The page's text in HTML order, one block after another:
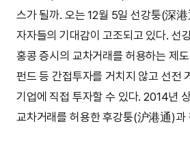
스가 될까. 오는 12월 5일 선강퉁(深
자자들의 기대감이 고조되고 있다. 선
홍콩 증시의 교차거래를 허용하는 제
펀드 등 간접투자를 거치지 않고 선전
기업에 직접 투자할 수 있다. 2014년
교차거래를 허용한 후강퉁(沪港通)과